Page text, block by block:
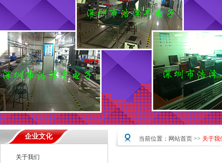
企业文化
关于我们
当前位置： 网站首页 >> 关于我